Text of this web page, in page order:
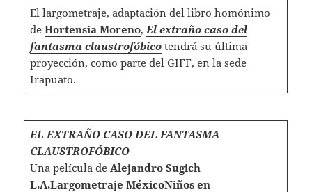
El largometraje, adaptación del libro homónimo
de Hortensia Moreno, El extraño caso del
fantasma claustrofóbicotendrá su última
proyección, como parte del GIFF, en la sede
Irapuato.
EL EXTRAÑO CASO DEL FANTASMA
CLAUSTROFÓBICO
Una película de Alejandro Sugich
L.A.Largometraje MéxicoNiños en